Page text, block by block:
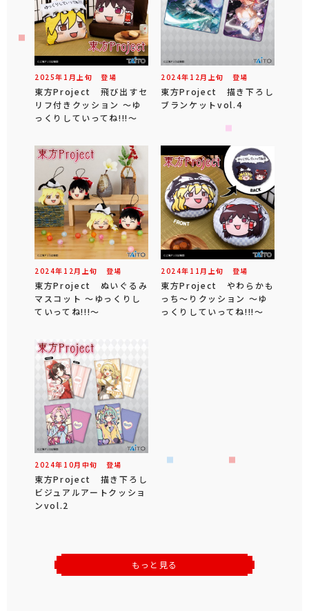
2025年 1 月 上旬 登場
東方Project 飛び出すセ
リフ付きクッション ～ゆ
っくりしていってね!!!～
2024年 12 月 上旬 登場
東方Project 描き下ろし
ブランケットvol.4
2024年 12 月 上旬 登場
東方Project ぬいぐるみ
マスコット ～ゆっくりし
ていってね!!!～
2024年 11 月 上旬 登場
東方Project やわらかも
っち～りクッション ～ゆ
っくりしていってね!!!～
2024年 10月 中旬 登場
東方Project 描き下ろし
ビジュアルアートクッショ
ンvol.2
もっと見る